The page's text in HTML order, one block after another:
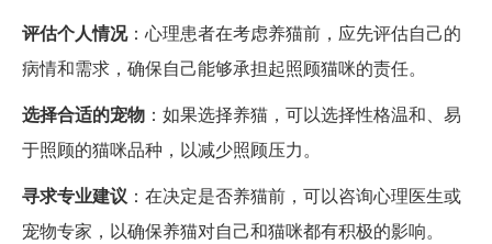
评估个人情况：心理患者在考虑养猫前，应先评估自己的
病情和需求，确保自己能够承担起照顾猫咪的责任。
选择合适的宠物 ：如果选择养猫，可以选择性格温和、易
于照顾的猫咪品种，以减少照顾压力。
寻求专业建议 ：在决定是否养猫前，可以咨询心理医生或
宠物专家，以确保养猫对自己和猫咪都有积极的影响。